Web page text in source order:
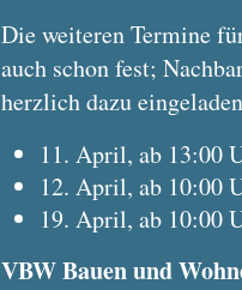
Die weiteren Termine
auch schon fest;
herzlich dazu
11. April, ab 13:00
12. April, ab 10:00
19. April, ab 10:00
VBW Bauen und